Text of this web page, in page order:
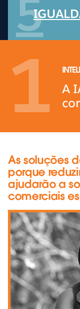
5
1
A
As soluções
porque
ajudarão a
comerciais